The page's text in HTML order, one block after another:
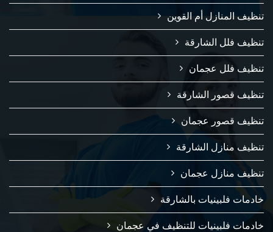
تنظيف المنازل أم القوين
تنظيف فلل الشارقة
تنظيف فلل عجمان
تنظيف قصور الشارقة
تنظيف قصور عجمان
تنظيف منازل الشارقة
تنظيف منازل عجمان
خادمات فلبينيات بالشارقة
خادمات فلبينيات للتنظيف في عجمان